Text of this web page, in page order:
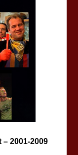
2001-2009